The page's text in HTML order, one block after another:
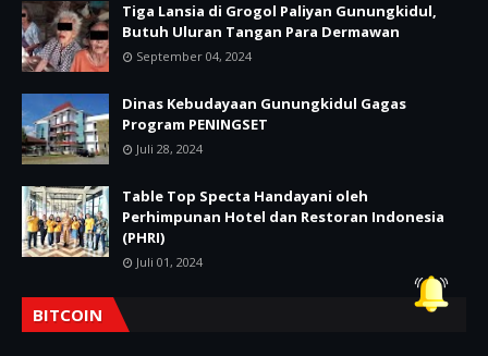
Tiga Lansia di Grogol Paliyan Gunungkidul,
Butuh Uluran Tangan Para Dermawan
September 04, 2024
Dinas Kebudayaan Gunungkidul Gagas
Program PENINGSET
Juli 28, 2024
Table Top Specta Handayani oleh
Perhimpunan Hotel dan Restoran Indonesia
(PHRI)
Juli 01, 2024
BITCOIN